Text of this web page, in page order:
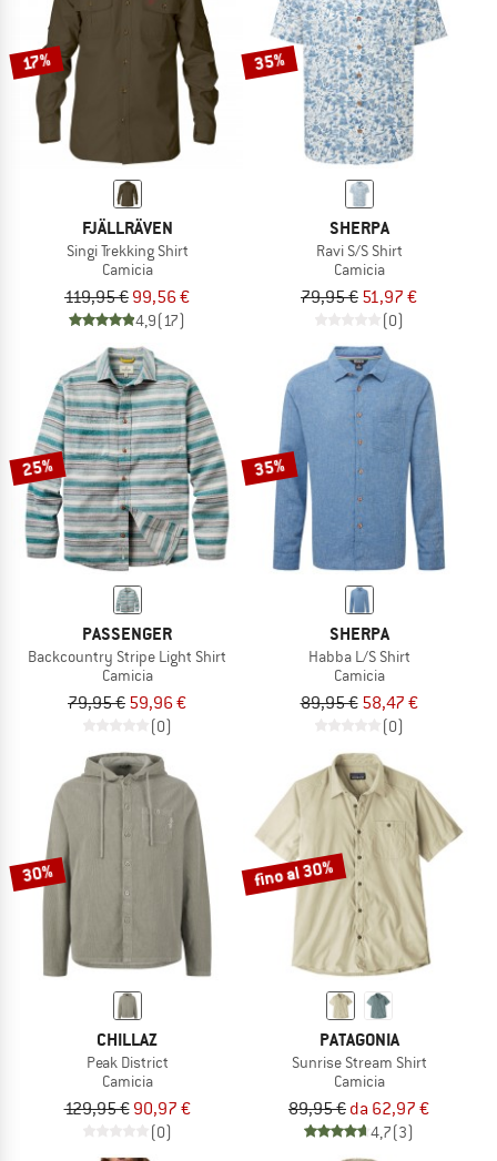
17%
FJÄLLRÄVEN
Singi Trekking Shirt
Camicia
119,95 € 99,56 €
4,9(17)
35%
SHERPA
Ravi S/S Shirt
Camicia
79,95 € 51,97 €
(0)
25%
PASSENGER
Backcountry Stripe Light Shirt
Camicia
79,95 € 59,96 €
(0)
35%
SHERPA
Habba L/S Shirt
Camicia
89,95 € 58,47 €
(0)
30%
CHILLAZ
Peak District
Camicia
129,95 € 90,97 €
(0)
fino al 30%
PATAGONIA
Sunrise Stream Shirt
Camicia
89,95 € da 62,97 €
4,7(3)